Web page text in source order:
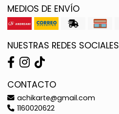
MEDIOS DE ENVÍO
NUESTRAS REDES SOCIALES
CONTACTO
achikarte@gmail.com
1160020622